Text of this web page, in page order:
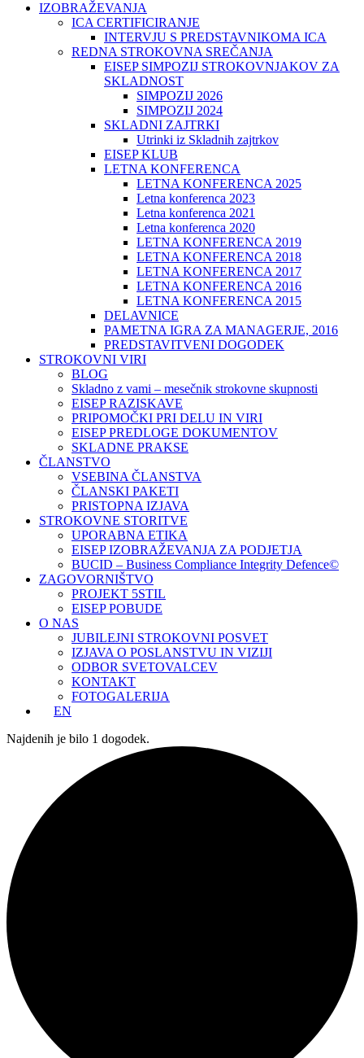
IZOBRAŽEVANJA
ICA CERTIFICIRANJE
INTERVJU S PREDSTAVNIKOMA ICA
REDNA STROKOVNA SREČANJA
EISEP SIMPOZIJ STROKOVNJAKOV ZA
SKLADNOST
SIMPOZIJ 2026
SIMPOZIJ 2024
SKLADNI ZAJTRKI
Utrinki iz Skladnih zajtrkov
EISEP KLUB
LETNA KONFERENCA
LETNA KONFERENCA 2025
Letna konferenca 2023
Letna konferenca 2021
Letna konferenca 2020
LETNA KONFERENCA 2019
LETNA KONFERENCA 2018
LETNA KONFERENCA 2017
LETNA KONFERENCA 2016
LETNA KONFERENCA 2015
DELAVNICE
PAMETNA IGRA ZA MANAGERJE, 2016
PREDSTAVITVENI DOGODEK
STROKOVNI VIRI
BLOG
Skladno z vami – mesečnik strokovne skupnosti
EISEP RAZISKAVE
PRIPOMOČKI PRI DELU IN VIRI
EISEP PREDLOGE DOKUMENTOV
SKLADNE PRAKSE
ČLANSTVO
VSEBINA ČLANSTVA
ČLANSKI PAKETI
PRISTOPNA IZJAVA
STROKOVNE STORITVE
UPORABNA ETIKA
EISEP IZOBRAŽEVANJA ZA PODJETJA
BUCID – Business Compliance Integrity Defence©
ZAGOVORNIŠTVO
PROJEKT 5STIL
EISEP POBUDE
O NAS
JUBILEJNI STROKOVNI POSVET
IZJAVA O POSLANSTVU IN VIZIJI
ODBOR SVETOVALCEV
KONTAKT
FOTOGALERIJA
EN
Najdenih je bilo 1 dogodek.